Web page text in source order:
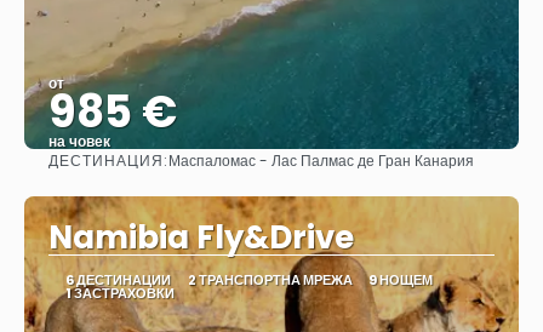
от
985 €
на човек
Вижте
ДЕСТИНАЦИЯ:Маспаломас - Лас Палмас де Гран Канария
Namibia Fly&Drive
6 ДЕСТИНАЦИИ 2 ТРАНСПОРТНА МРЕЖА 9 НОЩЕМ
1 ЗАСТРАХОВКИ